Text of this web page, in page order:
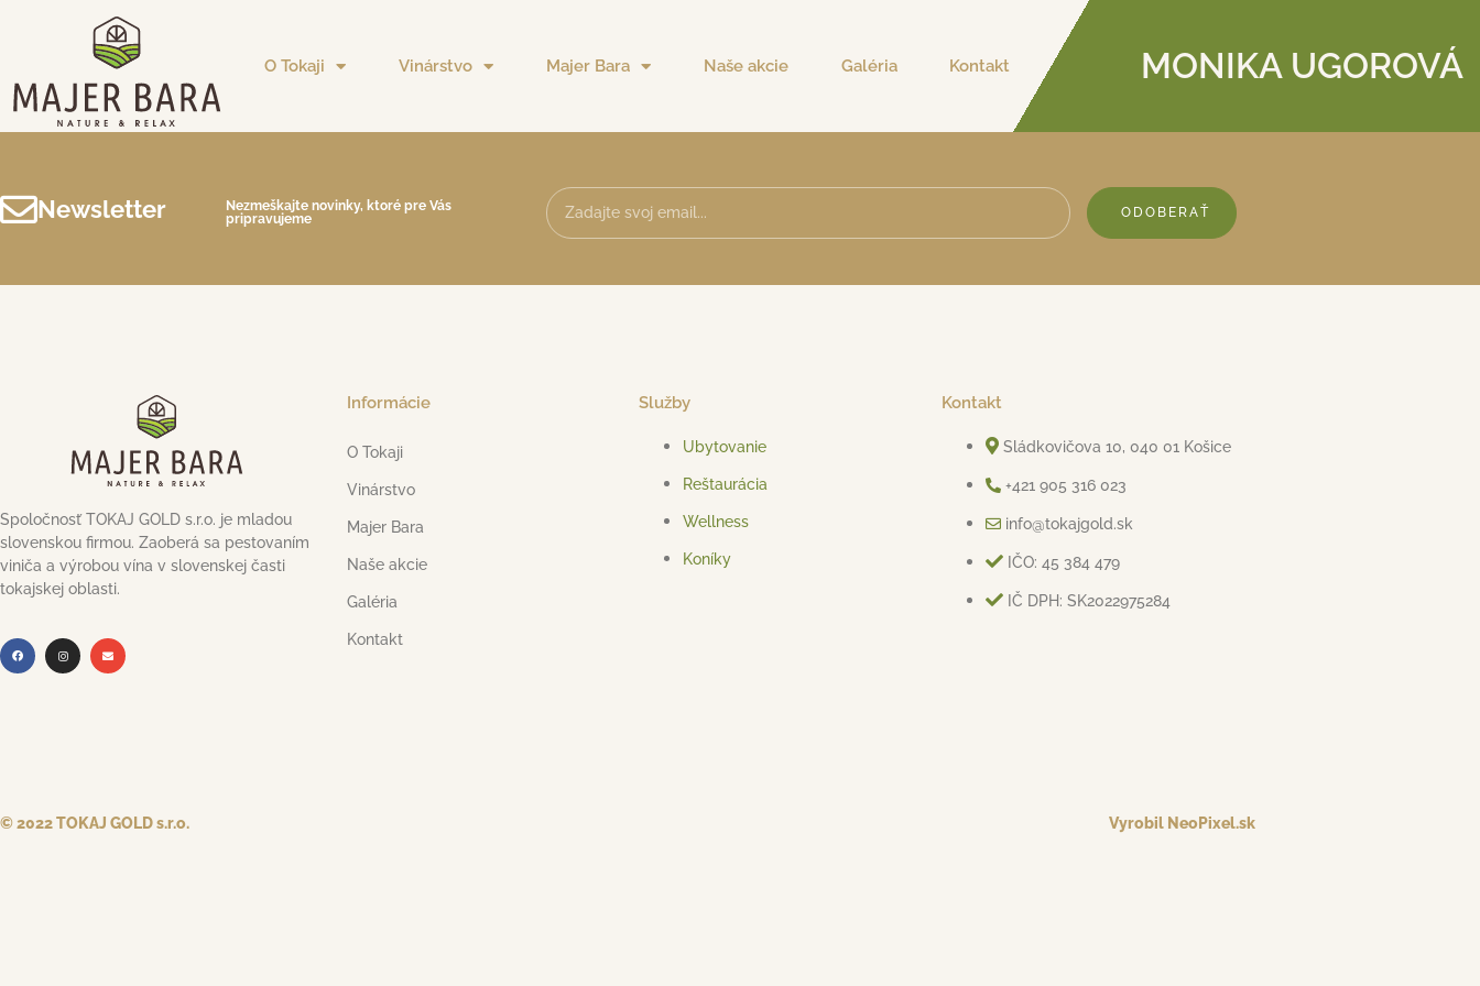
O Tokaji Vinárstvo Majer Bara Naše akcie Galéria Kontakt MONIKA UGOROVÁ
Newsletter
Nezmeškajte novinky, ktoré pre Vás
pripravujeme
ODOBERAŤ
Spoločnosť TOKAJ GOLD s.r.o. je mladou
slovenskou firmou. Zaoberá sa pestovaním
viniča a výrobou vína v slovenskej časti
tokajskej oblasti.
Informácie
O Tokaji
Vinárstvo
Majer Bara
Naše akcie
Galéria
Kontakt
Služby
Ubytovanie
Reštaurácia
Wellness
Koníky
Kontakt
Sládkovičova 10, 040 01 Košice
+421 905 316 023
info@tokajgold.sk
IČO: 45 384 479
IČ DPH: SK2022975284
© 2022 TOKAJ GOLD s.r.o. Vyrobil NeoPixel.sk